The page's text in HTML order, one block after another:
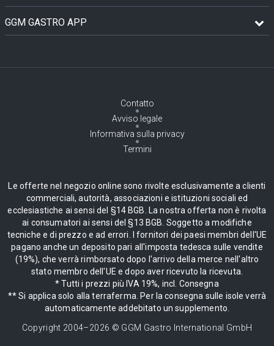
GGM GASTRO APP
Contatto
Avviso legale
Informativa sulla privacy
Termini
Le offerte nel negozio online sono rivolte esclusivamente a clienti
commerciali, autorità, associazioni e istituzioni sociali ed
ecclesiastiche ai sensi del §14 BGB. La nostra offerta non è rivolta
ai consumatori ai sensi del §13 BGB. Soggetto a modifiche
tecniche e di prezzo e ad errori. I fornitori dei paesi membri dell'UE
pagano anche un deposito pari all'imposta tedesca sulle vendite
(19%), che verrà rimborsato dopo l'arrivo della merce nell'altro
stato membro dell'UE e dopo aver ricevuto la ricevuta.
* Tutti i prezzi più IVA 19%, incl. Consegna
** Si applica solo alla terraferma. Per la consegna sulle isole verrà
automaticamente addebitato un supplemento.
Copyright 2004–2026 © GGM Gastro International GmbH